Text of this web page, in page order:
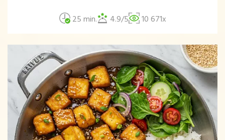
25 min. 4.9/5 10 671x